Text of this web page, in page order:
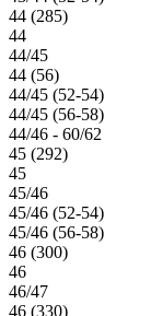
44 (285)
44
44/45
44 (56)
44/45 (52-54)
44/45 (56-58)
44/46 - 60/62
45 (292)
45
45/46
45/46 (52-54)
45/46 (56-58)
46 (300)
46
46/47
46 (330)